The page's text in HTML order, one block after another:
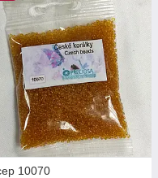
10070